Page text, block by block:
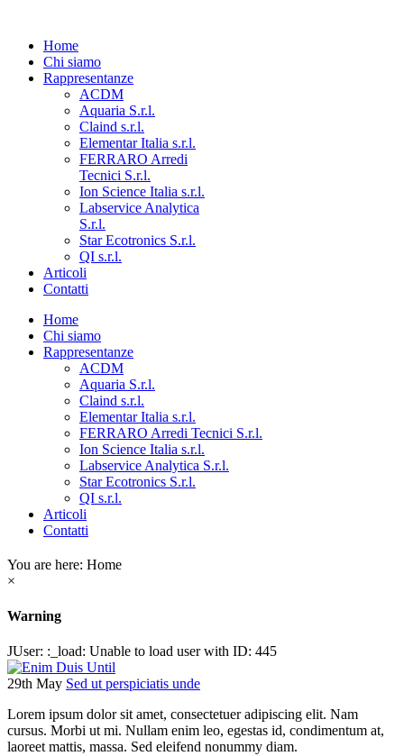
Home
Chi siamo
Rappresentanze
ACDM
Aquaria S.r.l.
Claind s.r.l.
Elementar Italia s.r.l.
FERRARO Arredi
Tecnici S.r.l.
Ion Science Italia s.r.l.
Labservice Analytica
S.r.l.
Star Ecotronics S.r.l.
QI s.r.l.
Articoli
Contatti
Home
Chi siamo
Rappresentanze
ACDM
Aquaria S.r.l.
Claind s.r.l.
Elementar Italia s.r.l.
FERRARO Arredi Tecnici S.r.l.
Ion Science Italia s.r.l.
Labservice Analytica S.r.l.
Star Ecotronics S.r.l.
QI s.r.l.
Articoli
Contatti
You are here: Home
×
Warning
JUser: :_load: Unable to load user with ID: 445
29th May Sed ut perspiciatis unde
Lorem ipsum dolor sit amet, consectetuer adipiscing elit. Nam
cursus. Morbi ut mi. Nullam enim leo, egestas id, condimentum at,
laoreet mattis, massa. Sed eleifend nonummy diam.